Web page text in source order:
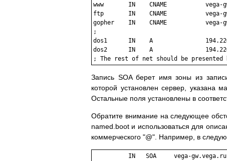
www       IN    CNAME           vega-
ftp       IN    CNAME           vega-
gopher    IN    CNAME           vega-
;
dos1      IN    A
dos2      IN    A
Запись SOA берет имя зоны из
которой установлен сервер, указана
Остальные поля установлены в
Обратите внимание на следующее
named.boot и использоваться для
коммерческого "@". Например, в
IN   SOA     vega-